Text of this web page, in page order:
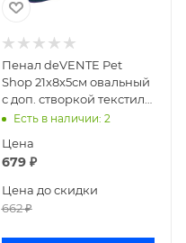
Пенал deVENTE Pet
Shop 21x8x5см овальный
с доп. створкой текстиль
7023243
Есть в наличии: 2
Цена
679₽
Цена до скидки
662₽